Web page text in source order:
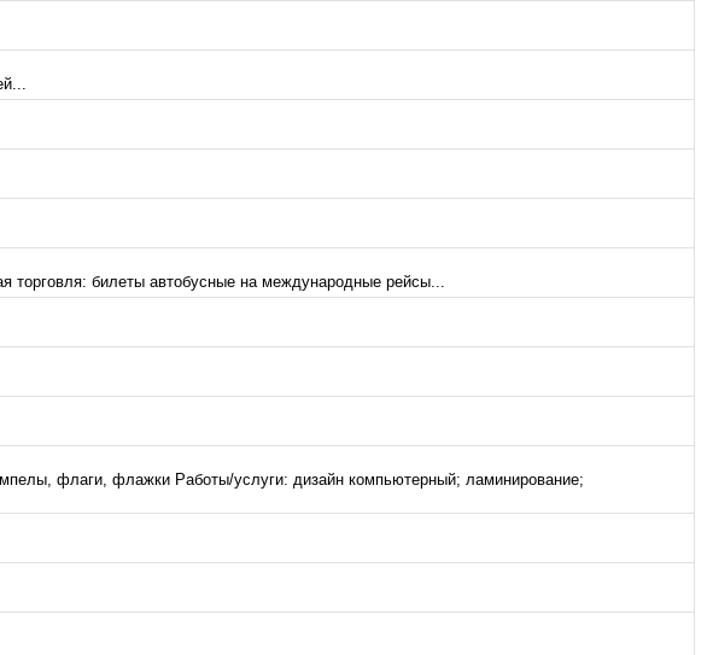
торговля: билеты автобусные на международные рейсы...
флаги, флажки Работы/услуги: дизайн компьютерный; ламинирование;